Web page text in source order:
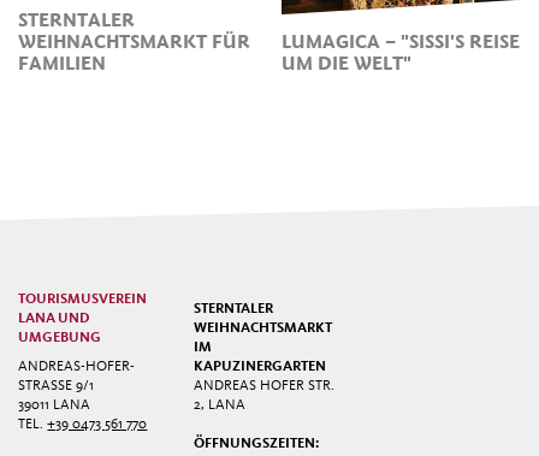
STERNTALER
WEIHNACHTSMARKT FÜR
FAMILIEN
LUMAGICA – "SISSI'S REISE
UM DIE WELT"
TOURISMUSVEREIN
LANA UND
UMGEBUNG
ANDREAS-HOFER-
STRASSE 9/1
39011 LANA
TEL.+39 0473 561 770
STERNTALER
WEIHNACHTSMARKT
IM
KAPUZINERGARTEN
ANDREAS HOFER STR.
2, LANA
ÖFFNUNGSZEITEN: